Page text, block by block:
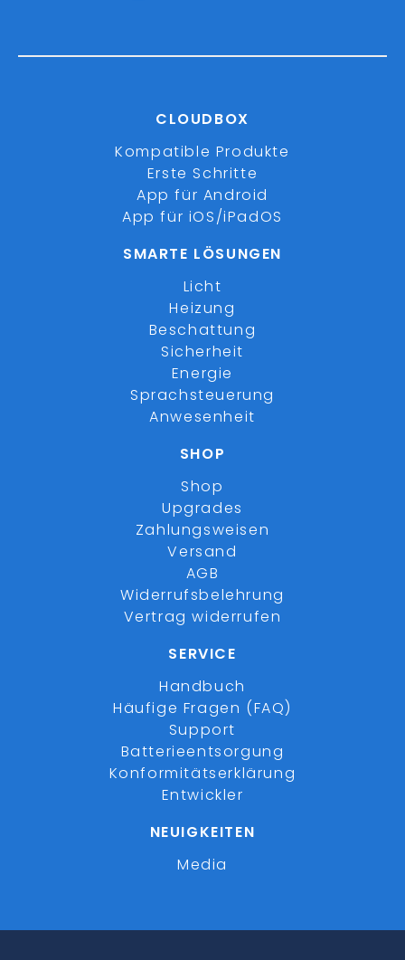
CLOUDBOX
Kompatible Produkte
Erste Schritte
App für Android
App für iOS/iPadOS
SMARTE LÖSUNGEN
Licht
Heizung
Beschattung
Sicherheit
Energie
Sprachsteuerung
Anwesenheit
SHOP
Shop
Upgrades
Zahlungsweisen
Versand
AGB
Widerrufsbelehrung
Vertrag widerrufen
SERVICE
Handbuch
Häufige Fragen (FAQ)
Support
Batterieentsorgung
Konformitätserklärung
Entwickler
NEUIGKEITEN
Media